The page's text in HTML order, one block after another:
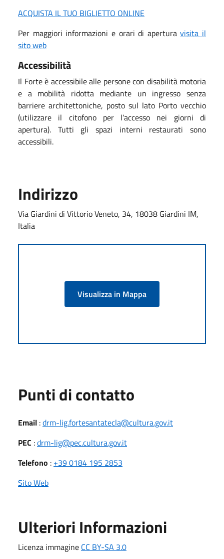
ACQUISTA IL TUO BIGLIETTO ONLINE
Per maggiori informazioni e orari di aperturavisita il
sito web
Accessibilità
Il Forte è accessibile alle persone con disabilità motoria
e a mobilità ridotta mediante un ingresso senza
barriere architettoniche, posto sul lato Porto vecchio
(utilizzare il citofono per l’accesso nei giorni di
apertura). Tutti gli spazi interni restaurati sono
accessibili.
Indirizzo
Via Giardini di Vittorio Veneto, 34, 18038 Giardini IM,
Italia
Visualizza in Mappa
Punti di contatto
Email :drm-lig.fortesantatecla@cultura.gov.it
PEC :drm-lig@pec.cultura.gov.it
Telefono : +39 0184 195 2853
Sito Web
Ulteriori Informazioni
Licenza immagine CC BY-SA 3.0